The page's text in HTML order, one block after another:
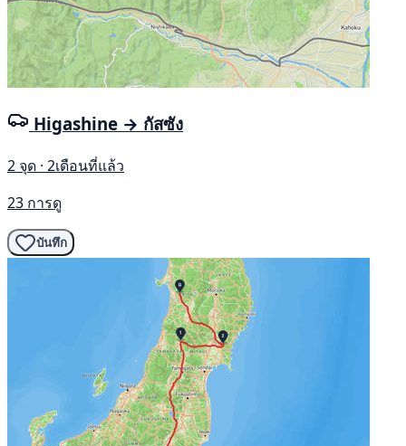
Higashine → กัสซัง
2 จุด · 2เดือนที่แล้ว
23 การดู
บันทึก